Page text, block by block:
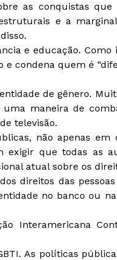
as conquistas
e a
e educação. Como
condena quem é
de gênero.
maneira de
televisão.
não apenas em
exigir que todas as
atual sobre os
direitos das
no banco ou
Interamericana
As políticas